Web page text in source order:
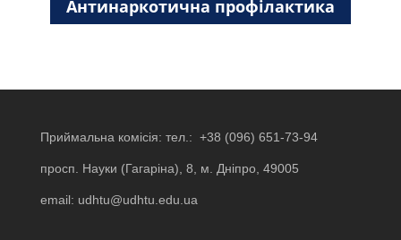
Антинаркотична профілактика
Приймальна комісія: тел.: +38 (096) 651-73-94
просп. Науки (Гагаріна), 8, м. Дніпро, 49005
email: udhtu@udhtu.edu.ua